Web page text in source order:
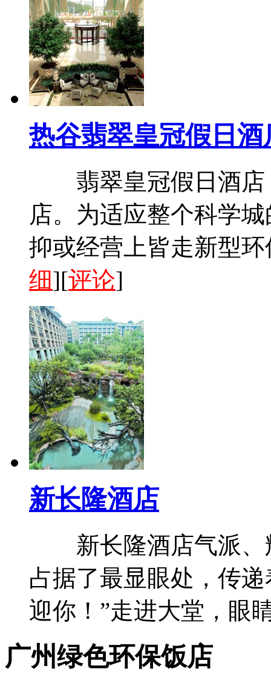
热谷翡翠皇冠假日酒
翡翠皇冠假日酒店
店。为适应整个科学
抑或经营上皆走新型
细][评论]
新长隆酒店
新长隆酒店气派、
占据了最显眼处，传
迎你！”走进大堂，眼
广州绿色环保饭店